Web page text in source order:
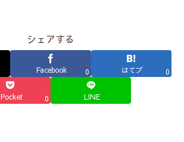
シェアする
Facebook 0 はてブ 0
Pocket 0 LINE